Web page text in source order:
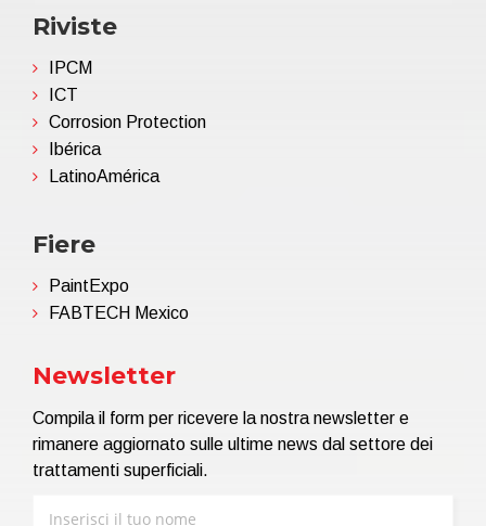
Riviste
IPCM
ICT
Corrosion Protection
Ibérica
LatinoAmérica
Fiere
PaintExpo
FABTECH Mexico
Newsletter
Compila il form per ricevere la nostra newsletter e
rimanere aggiornato sulle ultime news dal settore dei
trattamenti superficiali.